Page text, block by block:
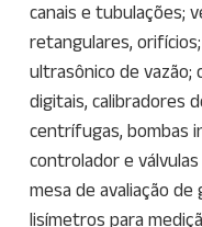
canais e tubulações;
retangulares, orifícios;
ultrasônico de vazão;
digitais, calibradores
centrífugas, bombas
controlador e
mesa de avaliação
lisímetros para